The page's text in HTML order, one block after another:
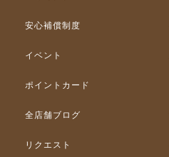
安心補償制度
イベント
ポイントカード
全店舗ブログ
リクエスト